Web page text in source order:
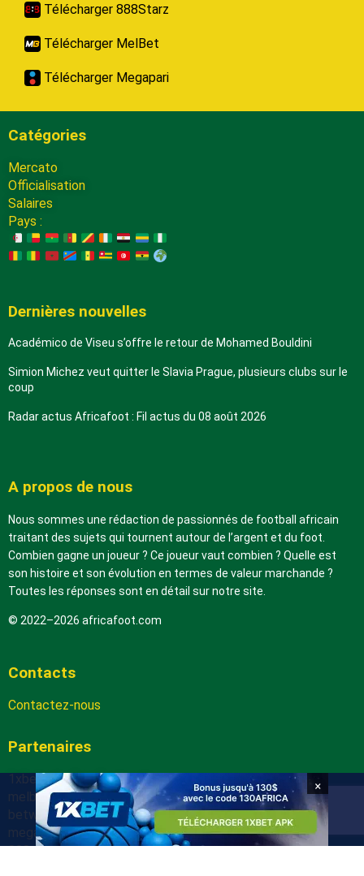
Télécharger 888Starz
Télécharger MelBet
Télécharger Megapari
Catégories
Mercato
Officialisation
Salaires
Pays :
Dernières nouvelles
Académico de Viseu s’offre le retour de Mohamed Bouldini
Simion Michez veut quitter le Slavia Prague, plusieurs clubs sur le
coup
Radar actus Africafoot : Fil actus du 08 août 2026
A propos de nous
Nous sommes une rédaction de passionnés de football africain
traitant des sujets qui tournent autour de l’argent et du foot.
Combien gagne un joueur ? Ce joueur vaut combien ? Quelle est
son histoire et son évolution en termes de valeur marchande ?
Toutes les réponses sont en détail sur notre site.
© 2022–2026 africafoot.com
Contacts
Contactez-nous
Partenaires
1xbetapk.africafoot.com
melbet.africafoot.com
betwinnerapp.africafoot.com
megapari.africafoot.com
888starz.africafoot.com
×